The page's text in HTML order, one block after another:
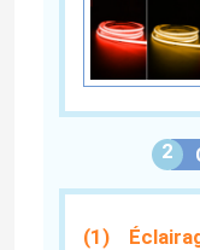
Lampe
Alimentation
Accessoires de
2
(1)